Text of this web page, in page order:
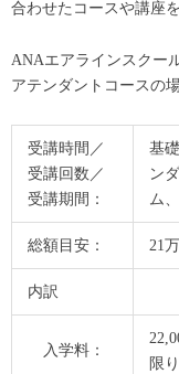
合わせたコースや講座
ANAエアラインスクー
アテンダントコースの場
受講時間／
受講回数／
受講期間：
基
ン
ム
総額目安： 21
内訳
入学料：
限